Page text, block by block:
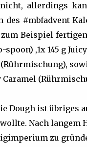
allerdings
des #mbfadvent
Beispiel
spoon) ,1x 145 g
Caramel
Dough ist übriges
Nach langem
zu